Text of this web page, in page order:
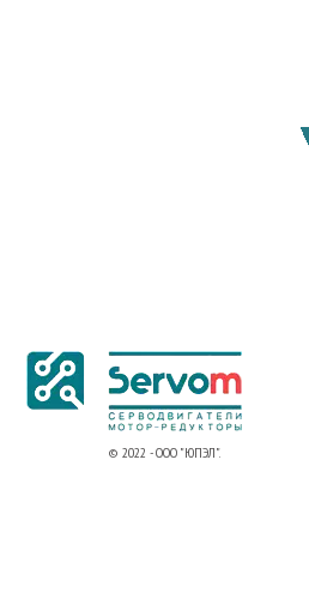
© 2022 - ООО "ЮПЭЛ".